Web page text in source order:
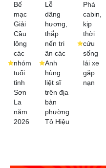
Bế
mạc
Giải
Cầu
lông
các
nhóm
tuổi
tỉnh
Sơn
La
năm
2026
Lễ
dâng
hương,
thắp
nến tri
ân các
Anh
hùng
liệt sĩ
trên địa
bàn
phường
Tô Hiệu
Phá
cabin,
kịp
thời
cứu
sống
lái xe
gặp
nạn